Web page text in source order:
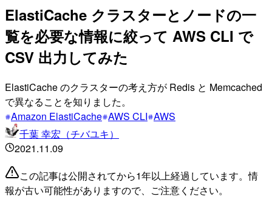
ElastiCache クラスターとノードの一
覧を必要な情報に絞って AWS CLI で
CSV 出力してみた
ElastiCache のクラスターの考え方が Redis と Memcached
で異なることを知りました。
Amazon ElastiCache AWS CLI AWS
千葉 幸宏（チバユキ）
2021.11.09
この記事は公開されてから1年以上経過しています。情
報が古い可能性がありますので、ご注意ください。